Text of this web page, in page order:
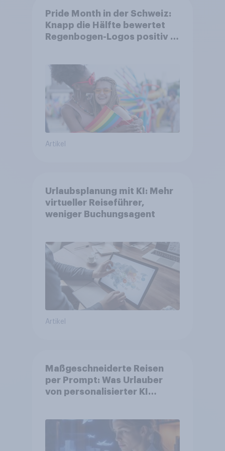
Pride Month in der Schweiz:
Knapp die Hälfte bewertet
Regenbogen-Logos positiv –
Artikel
Urlaubsplanung mit KI: Mehr
virtueller Reiseführer,
weniger Buchungsagent
Artikel
Maßgeschneiderte Reisen
per Prompt: Was Urlauber
von personalisierter KI
bereits genutzt werden